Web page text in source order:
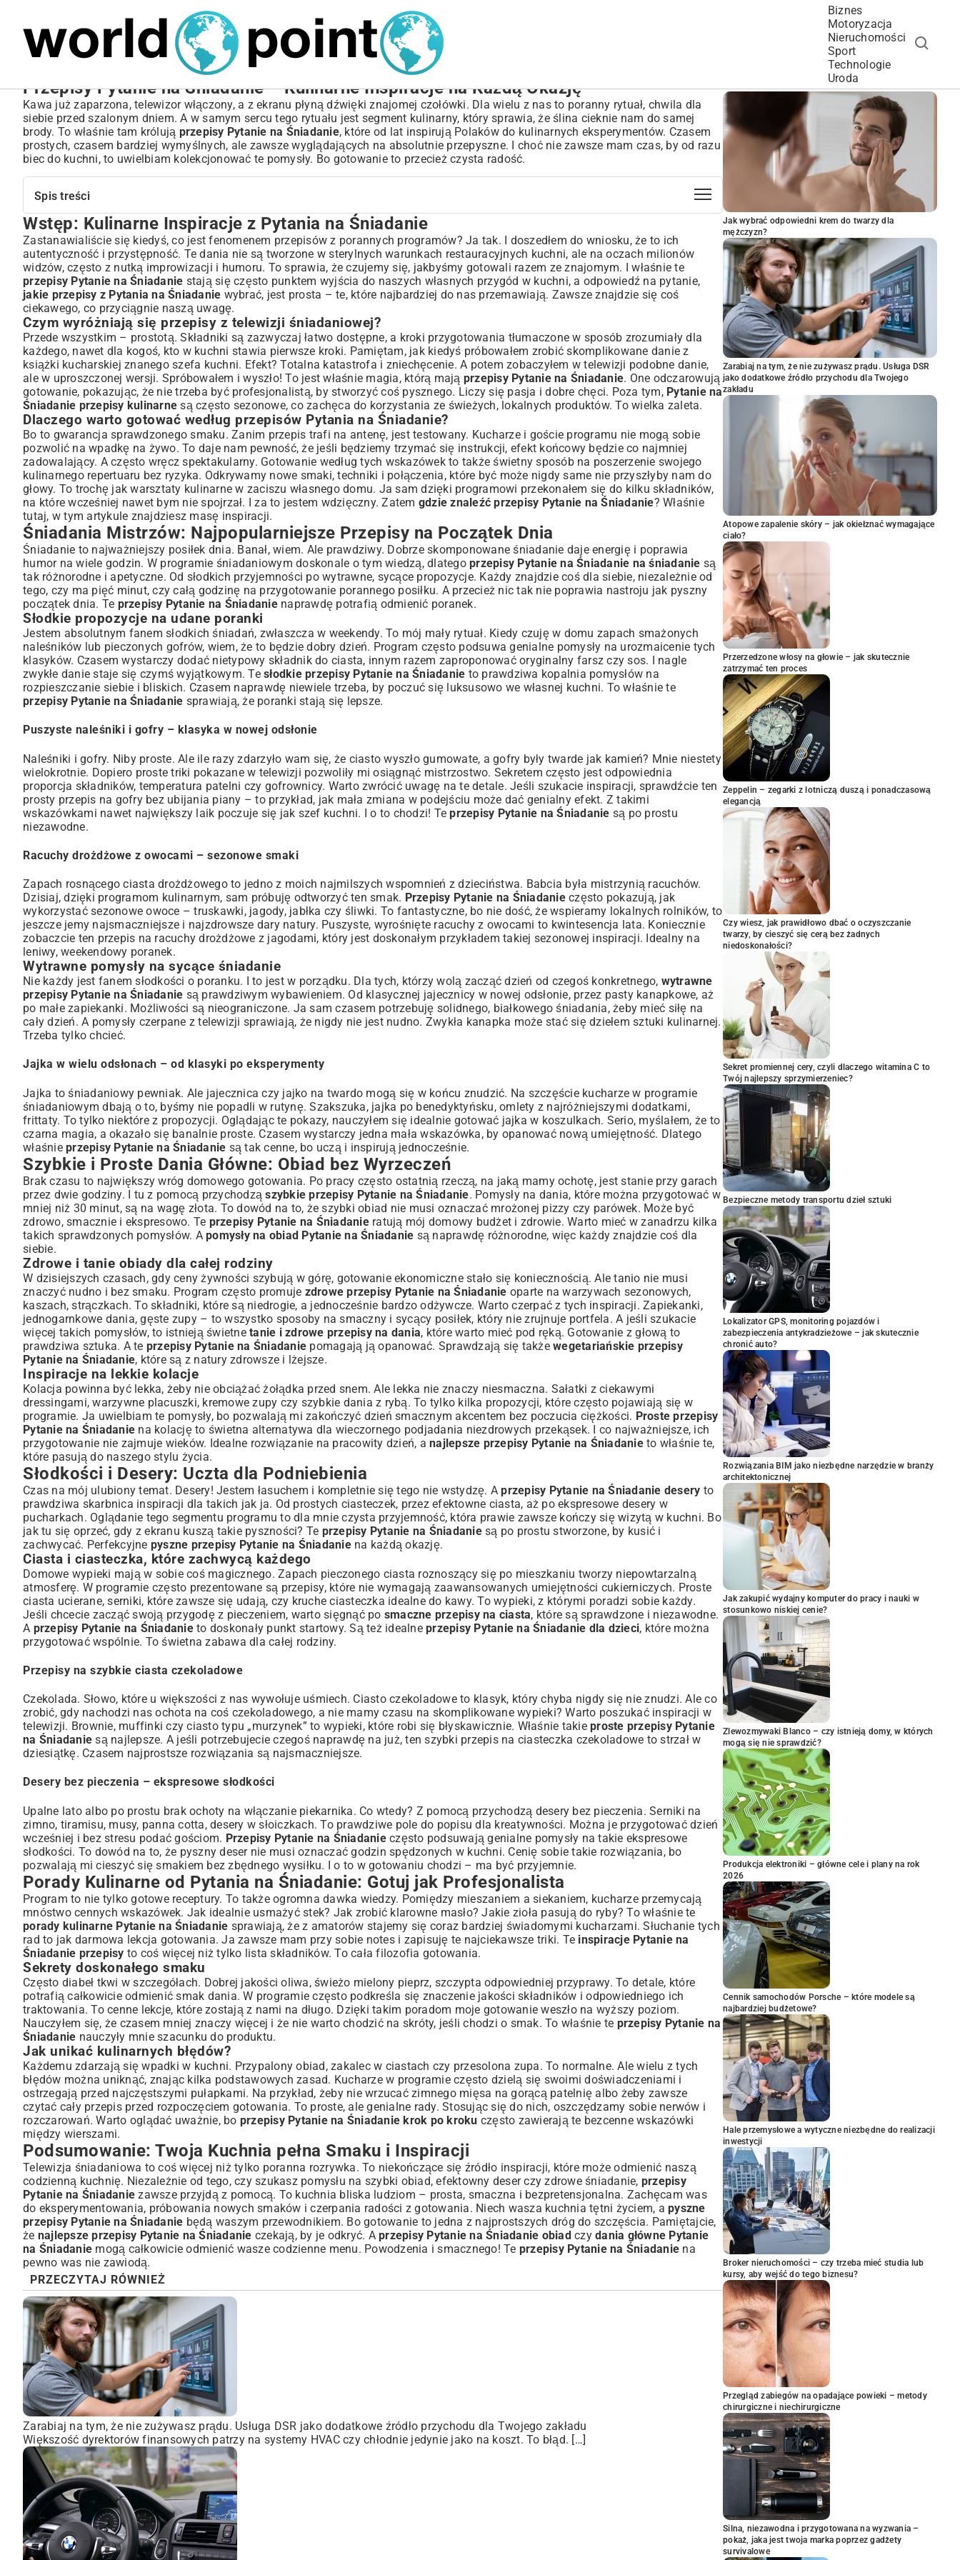
Biznes
Motoryzacja
Nieruchomości
Sport
Technologie
Uroda
Przepisy Pytanie na Śniadanie – Kulinarne Inspiracje na Każdą Okazję
Kawa już zaparzona, telewizor włączony, a z ekranu płyną dźwięki znajomej czołówki. Dla wielu z nas to poranny rytuał, chwila dla
siebie przed szalonym dniem. A w samym sercu tego rytuału jest segment kulinarny, który sprawia, że ślina cieknie nam do samej
brody. To właśnie tam królują przepisy Pytanie na Śniadanie, które od lat inspirują Polaków do kulinarnych eksperymentów. Czasem
prostych, czasem bardziej wymyślnych, ale zawsze wyglądających na absolutnie przepyszne. I choć nie zawsze mam czas, by od razu
biec do kuchni, to uwielbiam kolekcjonować te pomysły. Bo gotowanie to przecież czysta radość.
Spis treści
Wstęp: Kulinarne Inspiracje z Pytania na Śniadanie
Czym wyróżniają się przepisy z telewizji śniadaniowej?
Dlaczego warto gotować według przepisów Pytania na Śniadanie?
Śniadania Mistrzów: Najpopularniejsze Przepisy na Początek Dnia
Słodkie propozycje na udane poranki
Wytrawne pomysły na sycące śniadanie
Szybkie i Proste Dania Główne: Obiad bez Wyrzeczeń
Zdrowe i tanie obiady dla całej rodziny
Inspiracje na lekkie kolacje
Słodkości i Desery: Uczta dla Podniebienia
Ciasta i ciasteczka, które zachwycą każdego
Porady Kulinarne od Pytania na Śniadanie: Gotuj jak Profesjonalista
Sekrety doskonałego smaku
Jak unikać kulinarnych błędów?
Podsumowanie: Twoja Kuchnia pełna Smaku i Inspiracji
Wstęp: Kulinarne Inspiracje z Pytania na Śniadanie
Zastanawialiście się kiedyś, co jest fenomenem przepisów z porannych programów? Ja tak. I doszedłem do wniosku, że to ich
autentyczność i przystępność. Te dania nie są tworzone w sterylnych warunkach restauracyjnych kuchni, ale na oczach milionów
widzów, często z nutką improwizacji i humoru. To sprawia, że czujemy się, jakbyśmy gotowali razem ze znajomym. I właśnie te
przepisy Pytanie na Śniadanie stają się często punktem wyjścia do naszych własnych przygód w kuchni, a odpowiedź na pytanie,
jakie przepisy z Pytania na Śniadanie wybrać, jest prosta – te, które najbardziej do nas przemawiają. Zawsze znajdzie się coś
ciekawego, co przyciągnie naszą uwagę.
Czym wyróżniają się przepisy z telewizji śniadaniowej?
Przede wszystkim – prostotą. Składniki są zazwyczaj łatwo dostępne, a kroki przygotowania tłumaczone w sposób zrozumiały dla
każdego, nawet dla kogoś, kto w kuchni stawia pierwsze kroki. Pamiętam, jak kiedyś próbowałem zrobić skomplikowane danie z
książki kucharskiej znanego szefa kuchni. Efekt? Totalna katastrofa i zniechęcenie. A potem zobaczyłem w telewizji podobne danie,
ale w uproszczonej wersji. Spróbowałem i wyszło! To jest właśnie magia, którą mają przepisy Pytanie na Śniadanie. One odczarowują
gotowanie, pokazując, że nie trzeba być profesjonalistą, by stworzyć coś pysznego. Liczy się pasja i dobre chęci. Poza tym, Pytanie na
Śniadanie przepisy kulinarne są często sezonowe, co zachęca do korzystania ze świeżych, lokalnych produktów. To wielka zaleta.
Dlaczego warto gotować według przepisów Pytania na Śniadanie?
Bo to gwarancja sprawdzonego smaku. Zanim przepis trafi na antenę, jest testowany. Kucharze i goście programu nie mogą sobie
pozwolić na wpadkę na żywo. To daje nam pewność, że jeśli będziemy trzymać się instrukcji, efekt końcowy będzie co najmniej
zadowalający. A często wręcz spektakularny. Gotowanie według tych wskazówek to także świetny sposób na poszerzenie swojego
kulinarnego repertuaru bez ryzyka. Odkrywamy nowe smaki, techniki i połączenia, które być może nigdy same nie przyszłyby nam do
głowy. To trochę jak warsztaty kulinarne w zaciszu własnego domu. Ja sam dzięki programowi przekonałem się do kilku składników,
na które wcześniej nawet bym nie spojrzał. I za to jestem wdzięczny. Zatem gdzie znaleźć przepisy Pytanie na Śniadanie? Właśnie
tutaj, w tym artykule znajdziesz masę inspiracji.
Śniadania Mistrzów: Najpopularniejsze Przepisy na Początek Dnia
Śniadanie to najważniejszy posiłek dnia. Banał, wiem. Ale prawdziwy. Dobrze skomponowane śniadanie daje energię i poprawia
humor na wiele godzin. W programie śniadaniowym doskonale o tym wiedzą, dlatego przepisy Pytanie na Śniadanie na śniadanie są
tak różnorodne i apetyczne. Od słodkich przyjemności po wytrawne, sycące propozycje. Każdy znajdzie coś dla siebie, niezależnie od
tego, czy ma pięć minut, czy całą godzinę na przygotowanie porannego posiłku. A przecież nic tak nie poprawia nastroju jak pyszny
początek dnia. Te przepisy Pytanie na Śniadanienaprawdę potrafią odmienić poranek.
Słodkie propozycje na udane poranki
Jestem absolutnym fanem słodkich śniadań, zwłaszcza w weekendy. To mój mały rytuał. Kiedy czuję w domu zapach smażonych
naleśników lub pieczonych gofrów, wiem, że to będzie dobry dzień. Program często podsuwa genialne pomysły na urozmaicenie tych
klasyków. Czasem wystarczy dodać nietypowy składnik do ciasta, innym razem zaproponować oryginalny farsz czy sos. I nagle
zwykłe danie staje się czymś wyjątkowym. Te słodkie przepisy Pytanie na Śniadanie to prawdziwa kopalnia pomysłów na
rozpieszczanie siebie i bliskich. Czasem naprawdę niewiele trzeba, by poczuć się luksusowo we własnej kuchni. To właśnie te
przepisy Pytanie na Śniadanie sprawiają, że poranki stają się lepsze.
Puszyste naleśniki i gofry – klasyka w nowej odsłonie
Naleśniki i gofry. Niby proste. Ale ile razy zdarzyło wam się, że ciasto wyszło gumowate, a gofry były twarde jak kamień? Mnie niestety
wielokrotnie. Dopiero proste triki pokazane w telewizji pozwoliły mi osiągnąć mistrzostwo. Sekretem często jest odpowiednia
proporcja składników, temperatura patelni czy gofrownicy. Warto zwrócić uwagę na te detale. Jeśli szukacie inspiracji, sprawdźcie ten
prosty przepis na gofry bez ubijania piany – to przykład, jak mała zmiana w podejściu może dać genialny efekt. Z takimi
wskazówkami nawet największy laik poczuje się jak szef kuchni. I o to chodzi! Teprzepisy Pytanie na Śniadanie są po prostu
niezawodne.
Racuchy drożdżowe z owocami – sezonowe smaki
Zapach rosnącego ciasta drożdżowego to jedno z moich najmilszych wspomnień z dzieciństwa. Babcia była mistrzynią racuchów.
Dzisiaj, dzięki programom kulinarnym, sam próbuję odtworzyć ten smak. Przepisy Pytanie na Śniadanieczęsto pokazują, jak
wykorzystać sezonowe owoce – truskawki, jagody, jabłka czy śliwki. To fantastyczne, bo nie dość, że wspieramy lokalnych rolników, to
jeszcze jemy najsmaczniejsze i najzdrowsze dary natury. Puszyste, wyrośnięte racuchy z owocami to kwintesencja lata. Koniecznie
zobaczcie ten przepis na racuchy drożdżowe z jagodami, który jest doskonałym przykładem takiej sezonowej inspiracji. Idealny na
leniwy, weekendowy poranek.
Wytrawne pomysły na sycące śniadanie
Nie każdy jest fanem słodkości o poranku. I to jest w porządku. Dla tych, którzy wolą zacząć dzień od czegoś konkretnego, wytrawne
przepisy Pytanie na Śniadanie są prawdziwym wybawieniem. Od klasycznej jajecznicy w nowej odsłonie, przez pasty kanapkowe, aż
po małe zapiekanki. Możliwości są nieograniczone. Ja sam czasem potrzebuję solidnego, białkowego śniadania, żeby mieć siłę na
cały dzień. A pomysły czerpane z telewizji sprawiają, że nigdy nie jest nudno. Zwykła kanapka może stać się dziełem sztuki kulinarnej.
Trzeba tylko chcieć.
Jajka w wielu odsłonach – od klasyki po eksperymenty
Jajka to śniadaniowy pewniak. Ale jajecznica czy jajko na twardo mogą się w końcu znudzić. Na szczęście kucharze w programie
śniadaniowym dbają o to, byśmy nie popadli w rutynę. Szakszuka, jajka po benedyktyńsku, omlety z najróżniejszymi dodatkami,
frittaty. To tylko niektóre z propozycji. Oglądając te pokazy, nauczyłem się idealnie gotować jajka w koszulkach. Serio, myślałem, że to
czarna magia, a okazało się banalnie proste. Czasem wystarczy jedna mała wskazówka, by opanować nową umiejętność. Dlatego
właśnie przepisy Pytanie na Śniadanie są tak cenne, bo uczą i inspirują jednocześnie.
Szybkie i Proste Dania Główne: Obiad bez Wyrzeczeń
Brak czasu to największy wróg domowego gotowania. Po pracy często ostatnią rzeczą, na jaką mamy ochotę, jest stanie przy garach
przez dwie godziny. I tu z pomocą przychodząszybkie przepisy Pytanie na Śniadanie. Pomysły na dania, które można przygotować w
mniej niż 30 minut, są na wagę złota. To dowód na to, że szybki obiad nie musi oznaczać mrożonej pizzy czy parówek. Może być
zdrowo, smacznie i ekspresowo. Te przepisy Pytanie na Śniadanieratują mój domowy budżet i zdrowie. Warto mieć w zanadrzu kilka
takich sprawdzonych pomysłów. A pomysły na obiad Pytanie na Śniadanie są naprawdę różnorodne, więc każdy znajdzie coś dla
siebie.
Zdrowe i tanie obiady dla całej rodziny
W dzisiejszych czasach, gdy ceny żywności szybują w górę, gotowanie ekonomiczne stało się koniecznością. Ale tanio nie musi
znaczyć nudno i bez smaku. Program często promuje zdrowe przepisy Pytanie na Śniadanie oparte na warzywach sezonowych,
kaszach, strączkach. To składniki, które są niedrogie, a jednocześnie bardzo odżywcze. Warto czerpać z tych inspiracji. Zapiekanki,
jednogarnkowe dania, gęste zupy – to wszystko sposoby na smaczny i sycący posiłek, który nie zrujnuje portfela. A jeśli szukacie
więcej takich pomysłów, to istnieją świetne tanie i zdrowe przepisy na dania, które warto mieć pod ręką. Gotowanie z głową to
prawdziwa sztuka. A te przepisy Pytanie na Śniadanie pomagają ją opanować. Sprawdzają się także wegetariańskie przepisy
Pytanie na Śniadanie, które są z natury zdrowsze i lżejsze.
Inspiracje na lekkie kolacje
Kolacja powinna być lekka, żeby nie obciążać żołądka przed snem. Ale lekka nie znaczy niesmaczna. Sałatki z ciekawymi
dressingami, warzywne placuszki, kremowe zupy czy szybkie dania z rybą. To tylko kilka propozycji, które często pojawiają się w
programie. Ja uwielbiam te pomysły, bo pozwalają mi zakończyć dzień smacznym akcentem bez poczucia ciężkości. Proste przepisy
Pytanie na Śniadanie na kolację to świetna alternatywa dla wieczornego podjadania niezdrowych przekąsek. I co najważniejsze, ich
przygotowanie nie zajmuje wieków. Idealne rozwiązanie na pracowity dzień, a najlepsze przepisy Pytanie na Śniadanieto właśnie te,
które pasują do naszego stylu życia.
Słodkości i Desery: Uczta dla Podniebienia
Czas na mój ulubiony temat. Desery! Jestem łasuchem i kompletnie się tego nie wstydzę. Aprzepisy Pytanie na Śniadanie desery to
prawdziwa skarbnica inspiracji dla takich jak ja. Od prostych ciasteczek, przez efektowne ciasta, aż po ekspresowe desery w
pucharkach. Oglądanie tego segmentu programu to dla mnie czysta przyjemność, która prawie zawsze kończy się wizytą w kuchni. Bo
jak tu się oprzeć, gdy z ekranu kuszą takie pyszności? Te przepisy Pytanie na Śniadaniesą po prostu stworzone, by kusić i
zachwycać. Perfekcyjne pyszne przepisy Pytanie na Śniadaniena każdą okazję.
Ciasta i ciasteczka, które zachwycą każdego
Domowe wypieki mają w sobie coś magicznego. Zapach pieczonego ciasta roznoszący się po mieszkaniu tworzy niepowtarzalną
atmosferę. W programie często prezentowane są przepisy, które nie wymagają zaawansowanych umiejętności cukierniczych. Proste
ciasta ucierane, serniki, które zawsze się udają, czy kruche ciasteczka idealne do kawy. To wypieki, z którymi poradzi sobie każdy.
Jeśli chcecie zacząć swoją przygodę z pieczeniem, warto sięgnąć po smaczne przepisy na ciasta, które są sprawdzone i niezawodne.
A przepisy Pytanie na Śniadanieto doskonały punkt startowy. Są też idealne przepisy Pytanie na Śniadanie dla dzieci, które można
przygotować wspólnie. To świetna zabawa dla całej rodziny.
Przepisy na szybkie ciasta czekoladowe
Czekolada. Słowo, które u większości z nas wywołuje uśmiech. Ciasto czekoladowe to klasyk, który chyba nigdy się nie znudzi. Ale co
zrobić, gdy nachodzi nas ochota na coś czekoladowego, a nie mamy czasu na skomplikowane wypieki? Warto poszukać inspiracji w
telewizji. Brownie, muffinki czy ciasto typu „murzynek” to wypieki, które robi się błyskawicznie. Właśnie takie proste przepisy Pytanie
na Śniadanie są najlepsze. A jeśli potrzebujecie czegoś naprawdę na już, tenszybki przepis na ciasteczka czekoladowe to strzał w
dziesiątkę. Czasem najprostsze rozwiązania są najsmaczniejsze.
Desery bez pieczenia – ekspresowe słodkości
Upalne lato albo po prostu brak ochoty na włączanie piekarnika. Co wtedy? Z pomocą przychodzą desery bez pieczenia. Serniki na
zimno, tiramisu, musy, panna cotta, desery w słoiczkach. To prawdziwe pole do popisu dla kreatywności. Można je przygotować dzień
wcześniej i bez stresu podać gościom. Przepisy Pytanie na Śniadanieczęsto podsuwają genialne pomysły na takie ekspresowe
słodkości. To dowód na to, że pyszny deser nie musi oznaczać godzin spędzonych w kuchni. Cenię sobie takie rozwiązania, bo
pozwalają mi cieszyć się smakiem bez zbędnego wysiłku. I o to w gotowaniu chodzi – ma być przyjemnie.
Porady Kulinarne od Pytania na Śniadanie: Gotuj jak Profesjonalista
Program to nie tylko gotowe receptury. To także ogromna dawka wiedzy. Pomiędzy mieszaniem a siekaniem, kucharze przemycają
mnóstwo cennych wskazówek. Jak idealnie usmażyć stek? Jak zrobić klarowne masło? Jakie zioła pasują do ryby? To właśnie te
porady kulinarne Pytanie na Śniadanie sprawiają, że z amatorów stajemy się coraz bardziej świadomymi kucharzami. Słuchanie tych
rad to jak darmowa lekcja gotowania. Ja zawsze mam przy sobie notes i zapisuję te najciekawsze triki. Te inspiracje Pytanie na
Śniadanie przepisy to coś więcej niż tylko lista składników. To cała filozofia gotowania.
Sekrety doskonałego smaku
Często diabeł tkwi w szczegółach. Dobrej jakości oliwa, świeżo mielony pieprz, szczypta odpowiedniej przyprawy. To detale, które
potrafią całkowicie odmienić smak dania. W programie często podkreśla się znaczenie jakości składników i odpowiedniego ich
traktowania. To cenne lekcje, które zostają z nami na długo. Dzięki takim poradom moje gotowanie weszło na wyższy poziom.
Nauczyłem się, że czasem mniej znaczy więcej i że nie warto chodzić na skróty, jeśli chodzi o smak. To właśnie te przepisy Pytanie na
Śniadanie nauczyły mnie szacunku do produktu.
Jak unikać kulinarnych błędów?
Każdemu zdarzają się wpadki w kuchni. Przypalony obiad, zakalec w ciastach czy przesolona zupa. To normalne. Ale wielu z tych
błędów można uniknąć, znając kilka podstawowych zasad. Kucharze w programie często dzielą się swoimi doświadczeniami i
ostrzegają przed najczęstszymi pułapkami. Na przykład, żeby nie wrzucać zimnego mięsa na gorącą patelnię albo żeby zawsze
czytać cały przepis przed rozpoczęciem gotowania. To proste, ale genialne rady. Stosując się do nich, oszczędzamy sobie nerwów i
rozczarowań. Warto oglądać uważnie, bo przepisy Pytanie na Śniadanie krok po kroku często zawierają te bezcenne wskazówki
między wierszami.
Podsumowanie: Twoja Kuchnia pełna Smaku i Inspiracji
Telewizja śniadaniowa to coś więcej niż tylko poranna rozrywka. To niekończące się źródło inspiracji, które może odmienić naszą
codzienną kuchnię. Niezależnie od tego, czy szukasz pomysłu na szybki obiad, efektowny deser czy zdrowe śniadanie, przepisy
Pytanie na Śniadanie zawsze przyjdą z pomocą. To kuchnia bliska ludziom – prosta, smaczna i bezpretensjonalna. Zachęcam was
do eksperymentowania, próbowania nowych smaków i czerpania radości z gotowania. Niech wasza kuchnia tętni życiem, a pyszne
przepisy Pytanie na Śniadanie będą waszym przewodnikiem. Bo gotowanie to jedna z najprostszych dróg do szczęścia. Pamiętajcie,
że najlepsze przepisy Pytanie na Śniadanie czekają, by je odkryć. A przepisy Pytanie na Śniadanie obiadczy dania główne Pytanie
na Śniadanie mogą całkowicie odmienić wasze codzienne menu. Powodzenia i smacznego! Te przepisy Pytanie na Śniadanie na
pewno was nie zawiodą.
PRZECZYTAJ RÓWNIEŻ
Zarabiaj na tym, że nie zużywasz prądu. Usługa DSR jako dodatkowe źródło przychodu dla Twojego zakładu
Większość dyrektorów finansowych patrzy na systemy HVAC czy chłodnie jedynie jako na koszt. To błąd. […]
POPULARNE ARTYKUŁY
Jak wybrać odpowiedni krem do twarzy dla
mężczyzn?
Zarabiaj na tym, że nie zużywasz prądu. Usługa DSR
jako dodatkowe źródło przychodu dla Twojego
zakładu
Atopowe zapalenie skóry – jak okiełznać wymagające
ciało?
Przerzedzone włosy na głowie – jak skutecznie
zatrzymać ten proces
Zeppelin – zegarki z lotniczą duszą i ponadczasową
elegancją
Czy wiesz, jak prawidłowo dbać o oczyszczanie
twarzy, by cieszyć się cerą bez żadnych
niedoskonałości?
Sekret promiennej cery, czyli dlaczego witamina C to
Twój najlepszy sprzymierzeniec?
Bezpieczne metody transportu dzieł sztuki
Lokalizator GPS, monitoring pojazdów i
zabezpieczenia antykradzieżowe – jak skutecznie
chronić auto?
Rozwiązania BIM jako niezbędne narzędzie w branży
architektonicznej
Jak zakupić wydajny komputer do pracy i nauki w
stosunkowo niskiej cenie?
Zlewozmywaki Blanco – czy istnieją domy, w których
mogą się nie sprawdzić?
Produkcja elektroniki – główne cele i plany na rok
2026
Cennik samochodów Porsche – które modele są
najbardziej budżetowe?
Hale przemysłowe a wytyczne niezbędne do realizacji
inwestycji
Broker nieruchomości – czy trzeba mieć studia lub
kursy, aby wejść do tego biznesu?
Przegląd zabiegów na opadające powieki – metody
chirurgiczne i niechirurgiczne
Silna, niezawodna i przygotowana na wyzwania –
pokaż, jaka jest twoja marka poprzez gadżety
survivalowe